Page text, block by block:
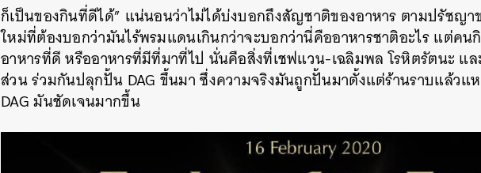
ก็เป็นของกินที่ดีได้” แน่นอนว่าไม่ได้บ่งบอกถึงสัญชาติของอาหาร ตามปรัชญา
ใหม่ที่ต้องบอกว่ามันไร้พรมแดนเกินกว่าจะบอกว่านี่คืออาหารชาติอะไร แต่คน
อาหารที่ดี หรืออาหารที่มีที่มาที่ไป นั่นคือสิ่งที่เชฟแวน-เฉลิมพล โรหิตรัตนะ แ
ส่วน ร่วมกันปลุกปั้น DAG ขึ้นมา ซึ่งความจริงมันถูกปั้นมาตั้งแต่ร้านราบแล้วแ
DAG มันชัดเจนมากขึ้น